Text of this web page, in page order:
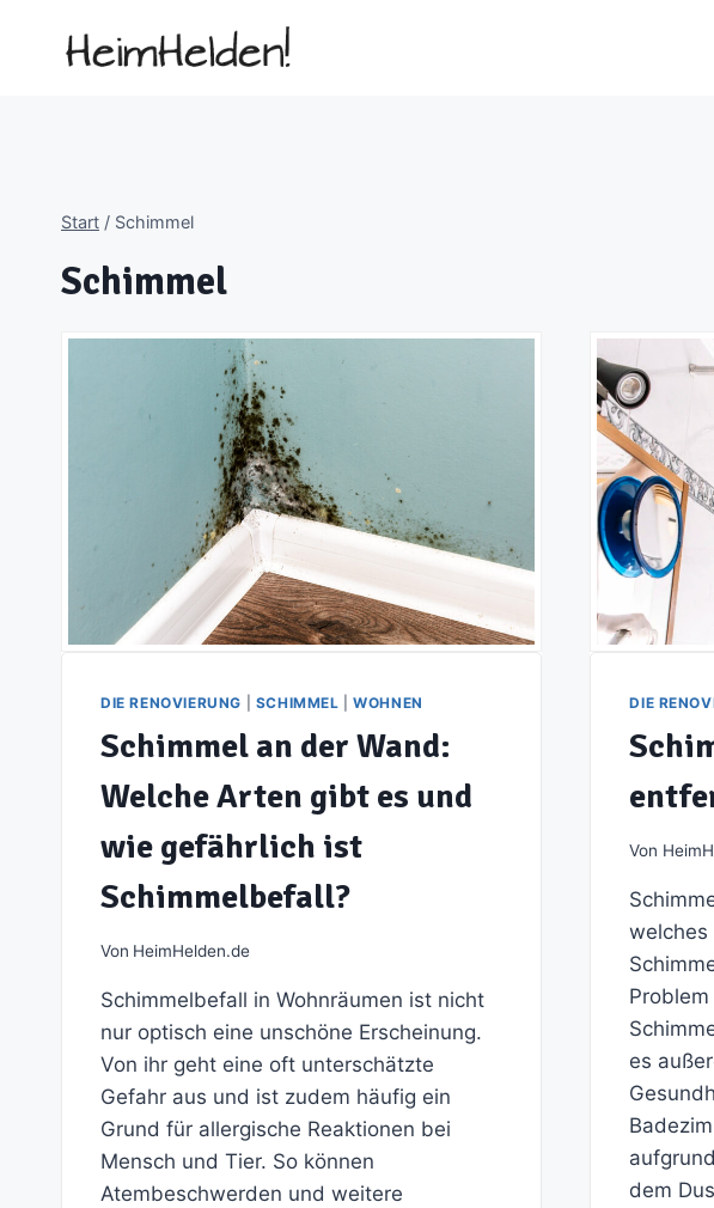
Start / Schimmel
Schimmel
DIE RENOVIERUNG SCHIMMEL |WOHNEN
Schimmel an der Wand:
Welche Arten gibt es und
wie gefährlich ist
Schimmelbefall?
Von HeimHelden.de
Schimmelbefall in Wohnräumen ist nicht
nur optisch eine unschöne Erscheinung.
Von ihr geht eine oft unterschätzte
Gefahr aus und ist zudem häufig ein
Grund für allergische Reaktionen bei
Mensch und Tier. So können
Atembeschwerden und weitere
DIE
Von
welches
es
dem